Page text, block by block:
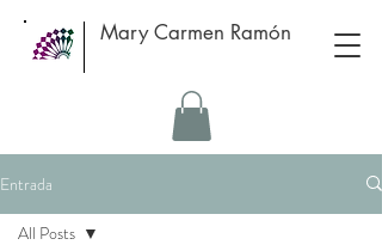
Mary Carmen Ramón
Entrada
All Posts